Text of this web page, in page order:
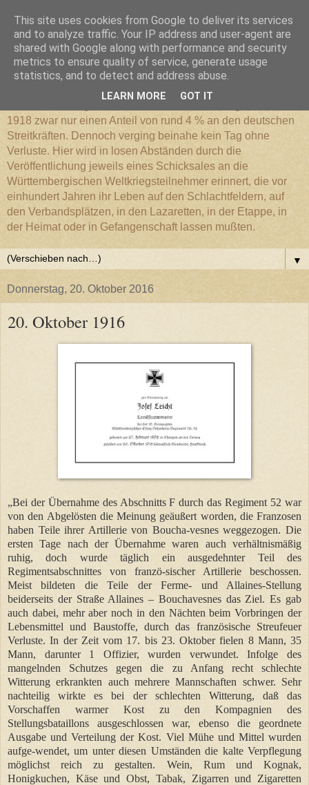
Württembergischer
Weltkriegs-Blog
1918 zwar nur einen Anteil von rund 4 % an den deutschen
Streitkräften. Dennoch verging beinahe kein Tag ohne
Verluste. Hier wird in losen Abständen durch die
Veröffentlichung jeweils eines Schicksales an die
Württembergischen Weltkriegsteilnehmer erinnert, die vor
einhundert Jahren ihr Leben auf den Schlachtfeldern, auf
den Verbandsplätzen, in den Lazaretten, in der Etappe, in
der Heimat oder in Gefangenschaft lassen mußten.
▼
Donnerstag, 20. Oktober 2016
20. Oktober 1916
„Bei der Übernahme des Abschnitts F durch das Regiment 52 war
von den Abgelösten die Meinung geäußert worden, die Franzosen
haben Teile ihrer Artillerie von Boucha-vesnes weggezogen. Die
ersten Tage nach der Übernahme waren auch verhältnismäßig
ruhig, doch wurde täglich ein ausgedehnter Teil des
Regimentsabschnittes von franzö-sischer Artillerie beschossen.
Meist bildeten die Teile der Ferme- und Allaines-Stellung
beiderseits der Straße Allaines – Bouchavesnes das Ziel. Es gab
auch dabei, mehr aber noch in den Nächten beim Vorbringen der
Lebensmittel und Baustoffe, durch das französische Streufeuer
Verluste. In der Zeit vom 17. bis 23. Oktober fielen 8 Mann, 35
Mann, darunter 1 Offizier, wurden verwundet. Infolge des
mangelnden Schutzes gegen die zu Anfang recht schlechte
Witterung erkrankten auch mehrere Mannschaften schwer. Sehr
nachteilig wirkte es bei der schlechten Witterung, daß das
Vorschaffen warmer Kost zu den Kompagnien des
Stellungsbataillons ausgeschlossen war, ebenso die geordnete
Ausgabe und Verteilung der Kost. Viel Mühe und Mittel wurden
aufge-wendet, um unter diesen Umständen die kalte Verpflegung
möglichst reich zu gestalten. Wein, Rum und Kognak,
Honigkuchen, Käse und Obst, Tabak, Zigarren und Zigaretten
This site uses cookies from Google to deliver its services
and to analyze traffic. Your IP address and user-agent are
shared with Google along with performance and security
metrics to ensure quality of service, generate usage
statistics, and to detect and address abuse.
LEARN MORE GOT IT